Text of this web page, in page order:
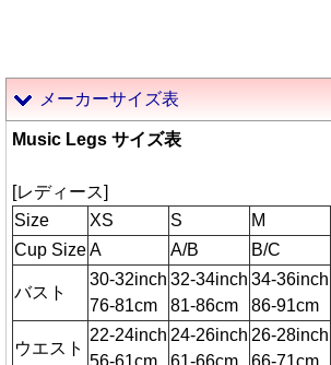
メーカーサイズ表
Music Legs サイズ表
[レディース]
Size
XS S M
Cup SizeA A/B B/C
バスト
30-32inch
76-81cm
32-34inch
81-86cm
34-36inch
86-91cm
ウエスト
22-24inch
56-61cm
24-26inch
61-66cm
26-28inch
66-71cm